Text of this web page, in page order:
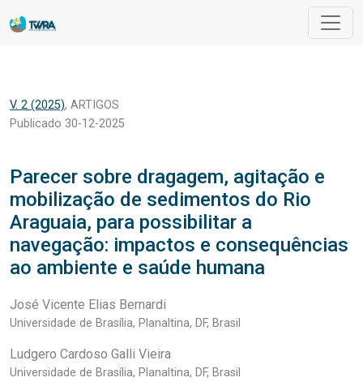
Parecer sobre dragagem, agitação e mobilização de
V. 2 (2025), ARTIGOS
Parecer sobre dragagem, agitação e
mobilização de sedimentos do Rio
Araguaia, para possibilitar a
navegação: impactos e consequências
ao ambiente e saúde humana
Publicado 30-12-2025
José Vicente Elias Bernardi
Universidade de Brasília, Planaltina, DF, Brasil
Ludgero Cardoso Galli Vieira
Universidade de Brasília, Planaltina, DF, Brasil